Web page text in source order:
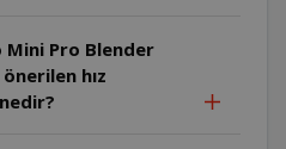
Mini Pro Blender
hız